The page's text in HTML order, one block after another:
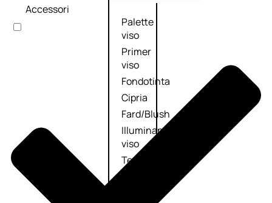
Palette
viso
Primer
viso
Fondotinta
Cipria
Fard/Blush
Illuminante
viso
Terre
abbronzanti
Accessori